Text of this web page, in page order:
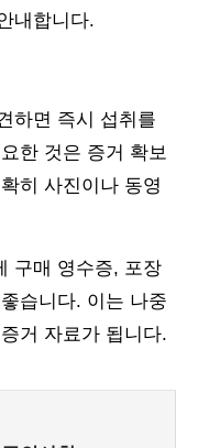
내합니다.
하면 즉시 섭취를
한 것은 증거 확보
히 사진이나 동영
구매 영수증, 포장
습니다. 이는 나중
거 자료가 됩니다.